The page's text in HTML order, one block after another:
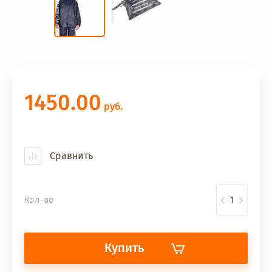
1450.00 руб.
Сравнить
Кол-во
Купить